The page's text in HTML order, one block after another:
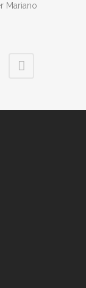
Mariano